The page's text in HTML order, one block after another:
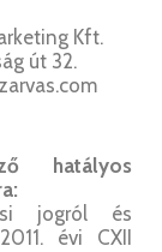
Kft.
út 32.
hatályos
jogról és
évi CXII